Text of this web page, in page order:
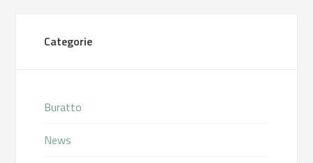
Categorie
Buratto
News